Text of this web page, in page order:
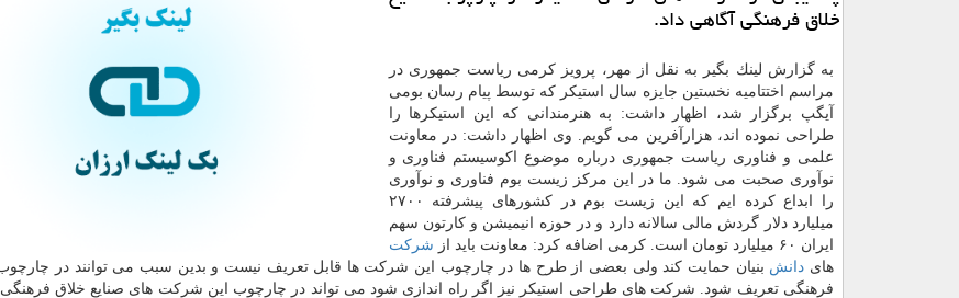
خلاق فرهنگی آگاهی داد.
به گزارش لینك بگیر به نقل از مهر، پرویز كرمی ریاست جمهوری در
مراسم اختتامیه نخستین جایزه سال استیكر كه توسط پیام رسان بومی
آیگپ برگزار شد، اظهار داشت: به هنرمندانی كه این استیكرها را
طراحی نموده اند، هزارآفرین می گویم. وی اظهار داشت: در معاونت
علمی و فناوری ریاست جمهوری درباره موضوع اكوسیستم فناوری و
نوآوری صحبت می شود. ما در این مركز زیست بوم فناوری و نوآوری
را ابداع كرده ایم كه این زیست بوم در كشورهای پیشرفته ۲۷۰۰
میلیارد دلار گردش مالی سالانه دارد و در حوزه انیمیشن و كارتون سهم
ایران ۶۰ میلیارد تومان است. كرمی اضافه كرد: معاونت باید از
شركت
های دانش بنیان حمایت كند ولی بعضی از طرح ها در چارچوب این شركت ها قابل تعریف نیست و بدین سبب می توانند در
فرهنگی تعریف شود. شركت های طراحی استیكر نیز اگر راه اندازی شود می تواند در چارچوب این شركت های صنایع خلاق